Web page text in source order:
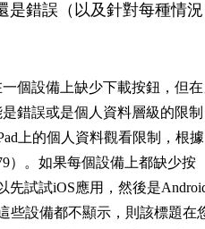
是錯誤（以及針對每種情況
一個設備上缺少下載按鈕，但
錯誤或是個人資料層級的限制
上的個人資料觀看限制，根據
）。如果每個設備上都缺少按
試試iOS應用，然後是
些設備都不顯示，則該標題在